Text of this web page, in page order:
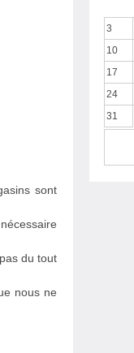
sont
du tout
nous ne
3
10
17
24
31